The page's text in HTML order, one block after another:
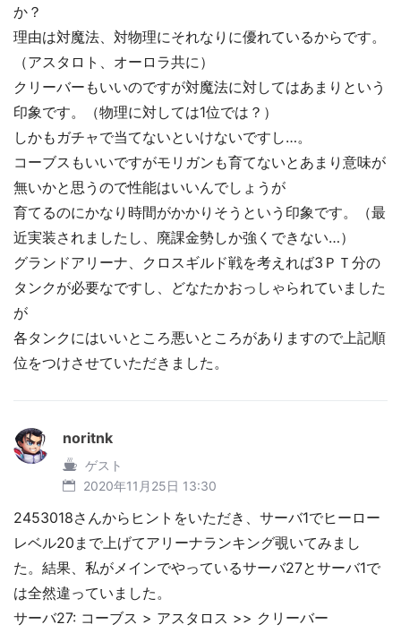
か？
理由は対魔法、対物理にそれなりに優れているからです。
（アスタロト、オーロラ共に）
クリーバーもいいのですが対魔法に対してはあまりという
印象です。（物理に対しては1位では？）
しかもガチャで当てないといけないですし…。
コーブスもいいですがモリガンも育てないとあまり意味が
無いかと思うので性能はいいんでしょうが
育てるのにかなり時間がかかりそうという印象です。（最
近実装されましたし、廃課金勢しか強くできない…）
グランドアリーナ、クロスギルド戦を考えれば3ＰＴ分の
タンクが必要なですし、どなたかおっしゃられていました
が
各タンクにはいいところ悪いところがありますので上記順
位をつけさせていただきました。
noritnk
ゲスト
2020年11月25日 13:30
2453018さんからヒントをいただき、サーバ1でヒーロー
レベル20まで上げてアリーナランキング覗いてみまし
た。結果、私がメインでやっているサーバ27とサーバ1で
は全然違っていました。
サーバ27: コーブス > アスタロス >> クリーバー